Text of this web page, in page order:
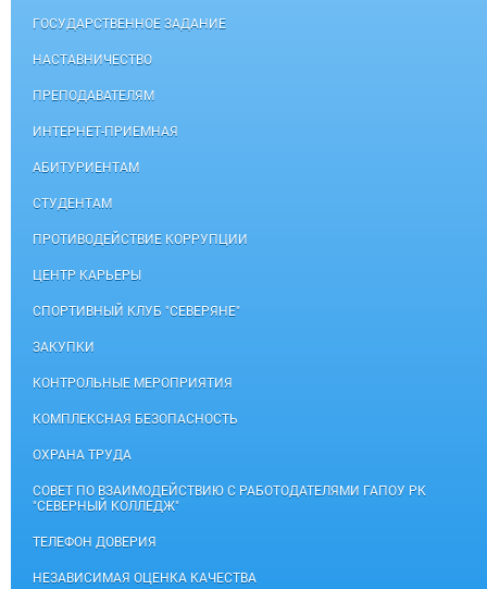
ГОСУДАРСТВЕННОЕ ЗАДАНИЕ
НАСТАВНИЧЕСТВО
ПРЕПОДАВАТЕЛЯМ
ИНТЕРНЕТ-ПРИЕМНАЯ
АБИТУРИЕНТАМ
СТУДЕНТАМ
ПРОТИВОДЕЙСТВИЕ КОРРУПЦИИ
ЦЕНТР КАРЬЕРЫ
СПОРТИВНЫЙ КЛУБ "СЕВЕРЯНЕ"
ЗАКУПКИ
КОНТРОЛЬНЫЕ МЕРОПРИЯТИЯ
КОМПЛЕКСНАЯ БЕЗОПАСНОСТЬ
ОХРАНА ТРУДА
СОВЕТ ПО ВЗАИМОДЕЙСТВИЮ С РАБОТОДАТЕЛЯМИ ГАПОУ РК
"СЕВЕРНЫЙ КОЛЛЕДЖ"
ТЕЛЕФОН ДОВЕРИЯ
НЕЗАВИСИМАЯ ОЦЕНКА КАЧЕСТВА